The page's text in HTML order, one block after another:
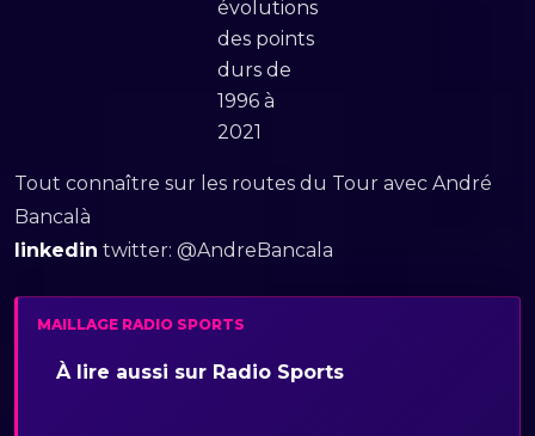
évolutions
des points
durs de
1996 à
2021
Tout connaître sur les routes du Tour avec André
Bancalà
linkedin twitter: @AndreBancala
MAILLAGE RADIO SPORTS
À lire aussi sur Radio Sports